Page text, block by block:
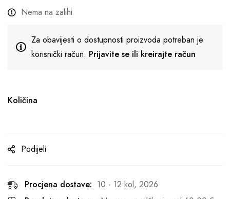
Nema na zalihi
Za obavijesti o dostupnosti proizvoda potreban je
korisnički račun. Prijavite se ili kreirajte račun
Količina
Podijeli
Procjena dostave: 10 - 12 kol, 2026